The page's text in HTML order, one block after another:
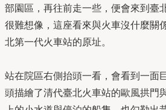
部園區，再往前走一些，便會來到臺
很難想像，這座看來與火車沒什麼關
北第一代火車站的原址。
站在院區右側抬頭一看，會看到一面
頭描繪了清代臺北火車站的歐風拱門